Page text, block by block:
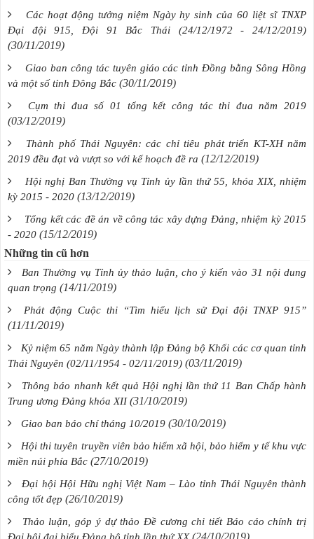
Các hoạt động tưởng niệm Ngày hy sinh của 60 liệt sĩ TNXP
Đại đội 915, Đội 91 Bắc Thái (24/12/1972 - 24/12/2019)
(30/11/2019)
Giao ban công tác tuyên giáo các tỉnh Đồng bằng Sông Hồng
và một số tỉnh Đông Bắc (30/11/2019)
Cụm thi đua số 01 tổng kết công tác thi đua năm 2019
(03/12/2019)
Thành phố Thái Nguyên: các chỉ tiêu phát triển KT-XH năm
2019 đều đạt và vượt so với kế hoạch đề ra (12/12/2019)
Hội nghị Ban Thường vụ Tỉnh ủy lần thứ 55, khóa XIX, nhiệm
kỳ 2015 - 2020 (13/12/2019)
Tổng kết các đề án về công tác xây dựng Đảng, nhiệm kỳ 2015
- 2020 (15/12/2019)
Những tin cũ hơn
Ban Thường vụ Tỉnh ủy thảo luận, cho ý kiến vào 31 nội dung
quan trọng (14/11/2019)
Phát động Cuộc thi “Tìm hiểu lịch sử Đại đội TNXP 915”
(11/11/2019)
Kỷ niệm 65 năm Ngày thành lập Đảng bộ Khối các cơ quan tỉnh
Thái Nguyên (02/11/1954 - 02/11/2019) (03/11/2019)
Thông báo nhanh kết quả Hội nghị lần thứ 11 Ban Chấp hành
Trung ương Đảng khóa XII (31/10/2019)
Giao ban báo chí tháng 10/2019 (30/10/2019)
Hội thi tuyên truyền viên bảo hiểm xã hội, bảo hiểm y tế khu vực
miền núi phía Bắc (27/10/2019)
Đại hội Hội Hữu nghị Việt Nam – Lào tỉnh Thái Nguyên thành
công tốt đẹp (26/10/2019)
Thảo luận, góp ý dự thảo Đề cương chi tiết Báo cáo chính trị
(24/10/2019)